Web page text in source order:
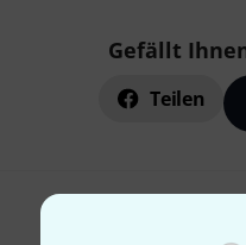
Gefällt
Teilen